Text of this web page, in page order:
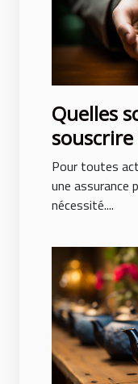
Quelles
pro
Pour toutes
une assurance
nécessité....